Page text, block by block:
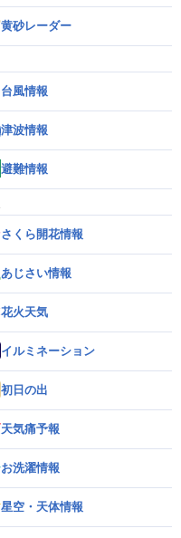
黄砂レーダー
台風情報
津波情報
避難情報
さくら開花情報
あじさい情報
花火天気
イルミネーション
初日の出
天気痛予報
お洗濯情報
星空・天体情報